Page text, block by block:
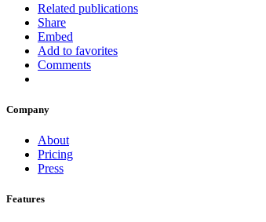
Related publications
Share
Embed
Add to favorites
Comments
Company
About
Pricing
Press
Features